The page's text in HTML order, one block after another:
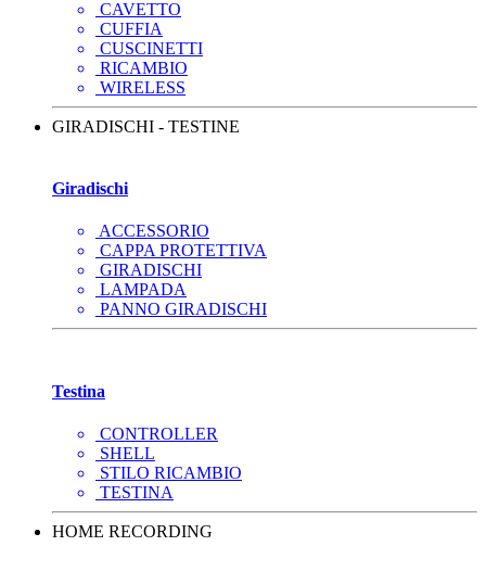
CAVETTO
CUFFIA
CUSCINETTI
RICAMBIO
WIRELESS
GIRADISCHI - TESTINE
Giradischi
ACCESSORIO
CAPPA PROTETTIVA
GIRADISCHI
LAMPADA
PANNO GIRADISCHI
Testina
CONTROLLER
SHELL
STILO RICAMBIO
TESTINA
HOME RECORDING